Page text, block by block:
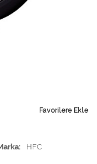
Favorilere Ekle
HFC